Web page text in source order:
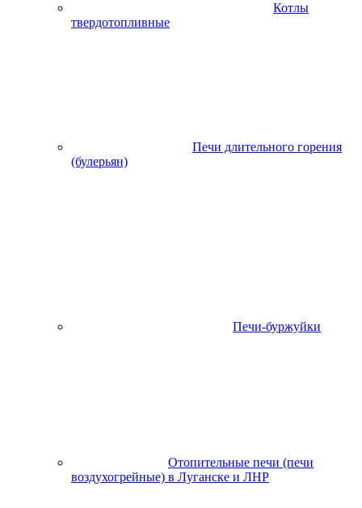
Котлы
твердотопливные
Печи длительного горения
(булерьян)
Печи-буржуйки
Отопительные печи (печи
воздухогрейные) в Луганске и ЛНР